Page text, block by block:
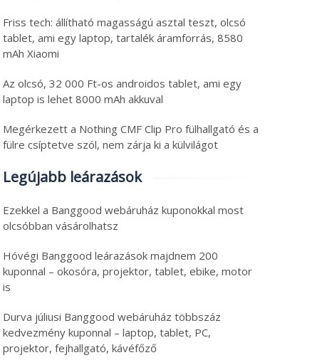
Áramszünetkor sem áll
Friss tech: állítható magasságú asztal teszt, olcsó
tablet, ami egy laptop, tartalék áramforrás, 8580
mAh Xiaomi
Az olcsó, 32 000 Ft-os androidos tablet, ami egy
laptop is lehet 8000 mAh akkuval
Megérkezett a Nothing CMF Clip Pro fülhallgató és a
fülre csíptetve szól, nem zárja ki a külvilágot
Legújabb leárazások
Ezekkel a Banggood webáruház kuponokkal most
olcsóbban vásárolhatsz
Hóvégi Banggood leárazások majdnem 200
kuponnal – okosóra, projektor, tablet, ebike, motor
is
Durva júliusi Banggood webáruház többszáz
kedvezmény kuponnal – laptop, tablet, PC,
projektor, fejhallgató, kávéfőző